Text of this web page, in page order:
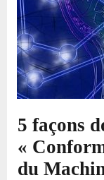
5 façons
«
du